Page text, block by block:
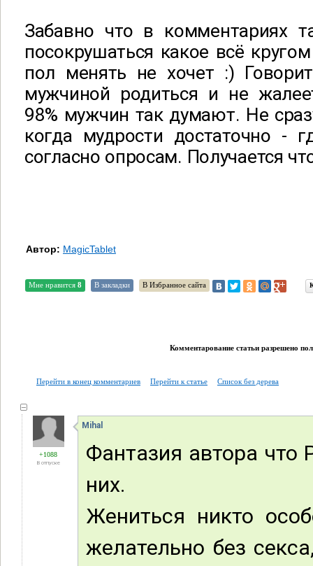
Забавно что в комментариях
посокрушаться какое всё
пол менять не хочет :)
мужчиной родиться и не
98% мужчин так думают. Не
когда мудрости достаточно -
согласно опросам. Получается
Автор: MagicTablet
Мне нравится 8 В закладки В Избранное сайта
Комментарование статьи разрешено
Перейти в конец комментариев Перейти к статье Список без дерева
+1088
В отпуске
Mihal
Фантазия автора что
них.
Жениться никто
желательно без